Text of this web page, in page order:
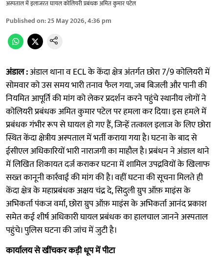
अस्पताल में इलाजरत घायल कोलियरी प्रबंधक अमित कुमार पटेल
Published on:25 May 2026, 4:36 pm
अंडाल :अंडाल थाना व ECL के केंदा क्षेत्र अंतर्गत छोरा 7/9 कोलियरी में
सोमवार को उस समय भारी तनाव फैल गया, जब बिजली और पानी की
नियमित आपूर्ति की मांग को लेकर प्रदर्शन करने पहुंचे स्थानीय लोगों ने
कोलियरी प्रबंधक अमित कुमार पटेल पर हमला कर दिया। इस हमले में
प्रबंधक गंभीर रूप से घायल हो गए हैं, जिन्हें तत्काल इलाज के लिए छोरा
स्थित केंदा क्षेत्रीय अस्पताल में भर्ती कराया गया है। घटना के बाद से
ईसीएल अधिकारियों भारी नाराजगी का माहौल है। प्रबंधन ने अंडाल थाने
में लिखित शिकायत दर्ज कराकर घटना में शामिल उपद्रवियों के खिलाफ
सख्त कानूनी कार्रवाई की मांग की है। वहीं घटना की सूचना मिलते ही
केंदा क्षेत्र के महाप्रबंधक अक्षय चंद्र दे, सिदुली ग्रुप ऑफ़ माइंस के
अभिकर्ता पंकज वर्मा, छोरा ग्रुप ऑफ़ माइंस के अभिकर्ता आनंद प्रकाश
समेत कई शीर्ष अधिकारी घायल प्रबंधक का हालचाल जानने अस्पताल
पहुंचे। पुलिस घटना की जांच में जुटी है।
कार्यालय से खींचकर कड़ी धूप में पीटा